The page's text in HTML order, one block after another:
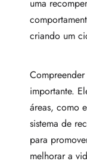
uma
criando um
importante.
áreas, como
sistema de
para
melhorar a